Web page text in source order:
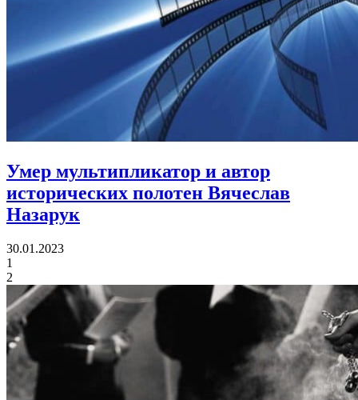
Умер мультипликатор и автор
исторических полотен Вячеслав
Назарук
30.01.2023
1
2